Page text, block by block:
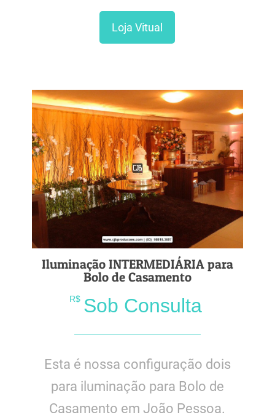
Loja Vitual
Iluminação INTERMEDIÁRIA para
Bolo de Casamento
R$ Sob Consulta
Esta é nossa configuração dois
para iluminação para Bolo de
Casamento em João Pessoa.